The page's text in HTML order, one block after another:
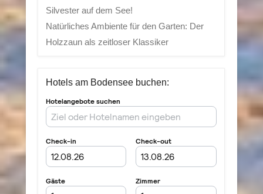
Silvester auf dem See!
Natürliches Ambiente für den Garten: Der
Holzzaun als zeitloser Klassiker
Hotels am Bodensee buchen: